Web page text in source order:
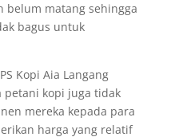
belum matang sehingga
bagus untuk
Kopi Aia Langang
petani kopi juga tidak
mereka kepada para
harga yang relatif